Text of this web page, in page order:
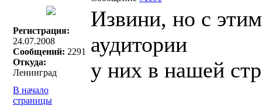
Регистрация:
24.07.2008
Сообщений: 2291
Откуда:
Ленинград
Извини, но с
аудитории
у них в нашей
В начало
страницы